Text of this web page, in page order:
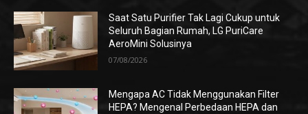
Saat Satu Purifier Tak Lagi Cukup untuk
Seluruh Bagian Rumah, LG PuriCare
AeroMini Solusinya
07/08/2026
Mengapa AC Tidak Menggunakan Filter
HEPA? Mengenal Perbedaan HEPA dan